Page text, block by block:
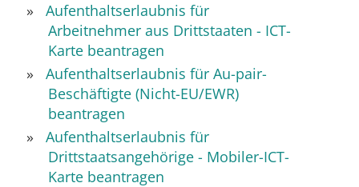
Aufenthaltserlaubnis für
Arbeitnehmer aus Drittstaaten - ICT-
Karte beantragen
Aufenthaltserlaubnis für Au-pair-
Beschäftigte (Nicht-EU/EWR)
beantragen
Aufenthaltserlaubnis für
Drittstaatsangehörige - Mobiler-ICT-
Karte beantragen